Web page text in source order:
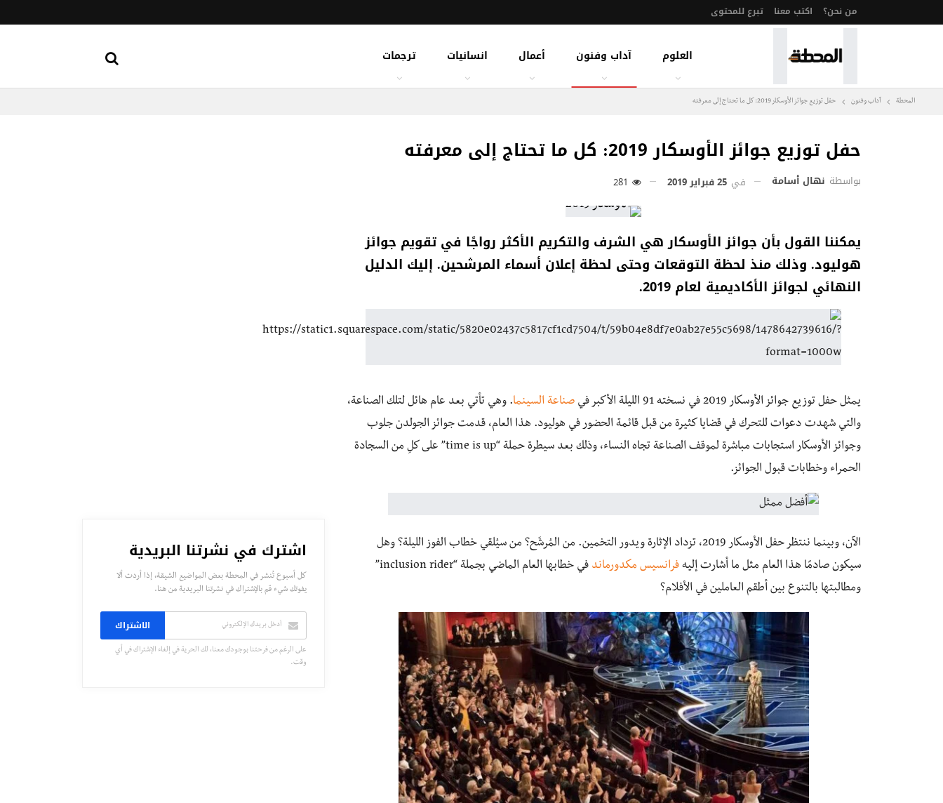
من نحن؟ اكتب معنا تبرع للمحتوى
العلوم آداب وفنون أعمال انسانيات ترجمات
المحطة آداب وفنون حفل توزيع جوائز الأوسكار 2019: كل ما تحتاج إلى معرفته
حفل توزيع جوائز الأوسكار 2019: كل ما تحتاج إلى معرفته
بواسطة نهال أسامة في 25 فبراير 2019
يمكننا القول بأن جوائز الأوسكار هي الشرف والتكريم الأكثر رواجًا في تقويم جوائز
هوليود. وذلك منذ لحظة التوقعات وحتى لحظة إعلان أسماء المرشحين. إليك الدليل
النهائي لجوائز الأكاديمية لعام 2019.
يمثل حفل توزيع جوائز الأوسكار 2019 في نسخته 91 الليلة الأكبر في صناعة السينما. وهي تأتي بعد عام هائل لتلك الصناعة،
والتي شهدت دعوات للتحرك في قضايا كثيرة من قبل قائمة الحضور في هوليود. هذا العام، قدمت جوائز الجولدن جلوب
وجوائز الأوسكار استجابات مباشرة لموقف الصناعة تجاه النساء، وذلك بعد سيطرة حملة “time is up” على كلِ من السجادة
الحمراء وخطابات قبول الجوائز.
الآن، وبينما ننتظر حفل الأوسكار 2019، تزداد الإثارة ويدور التخمين. من المُرشَح؟ من سيُلقي خطاب الفوز الليلة؟ وهل
سيكون صادمًا هذا العام مثل ما أشارت إليه فرانسيس مكدورماند
في خطابها العام الماضي بجملة “inclusion rider”
ومطالبتها بالتنوع بين أطقم العاملين في الأفلام؟
اشترك في نشرتنا البريدية
كل أسبوع تُنشر في المحطة بعض المواضيع الشيقة، إذا أردت ألا
يفوتك شيء قم بالإشتراك في نشرتنا البريدية من هنا.
الاشتراك
على الرغم من فرحتنا بوجودك معنا، لك الحرية في إلغاء الإشتراك في أي
وقت.